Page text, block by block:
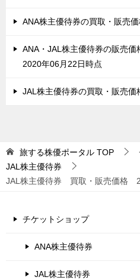
ANA株主優待券の買取・販売
ANA・JAL株主優待券の販売
2020年06月22日時点
JAL株主優待券の買取・販売
旅する株優ポータル TOP
JAL株主優待券
JAL株主優待券 買取・販売価格
チケットショップ
ANA株主優待券
JAL株主優待券